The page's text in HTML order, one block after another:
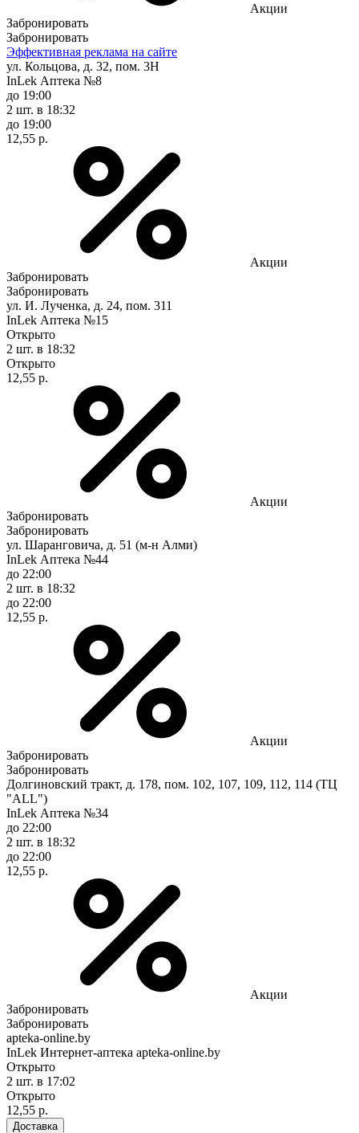
Акции
Забронировать
Забронировать
Эффективная реклама на сайте
ул. Кольцова, д. 32, пом. 3Н
InLek Аптека №8
до 19:00
2 шт. в 18:32
до 19:00
12,55 р.
Акции
Забронировать
Забронировать
ул. И. Лученка, д. 24, пом. 311
InLek Аптека №15
Открыто
2 шт. в 18:32
Открыто
12,55 р.
Акции
Забронировать
Забронировать
ул. Шаранговича, д. 51 (м-н Алми)
InLek Аптека №44
до 22:00
2 шт. в 18:32
до 22:00
12,55 р.
Акции
Забронировать
Забронировать
Долгиновский тракт, д. 178, пом. 102, 107, 109, 112, 114 (ТЦ
"ALL")
InLek Аптека №34
до 22:00
2 шт. в 18:32
до 22:00
12,55 р.
Акции
Забронировать
Забронировать
apteka-online.by
InLek Интернет-аптека apteka-online.by
Открыто
2 шт. в 17:02
Открыто
12,55 р.
Доставка